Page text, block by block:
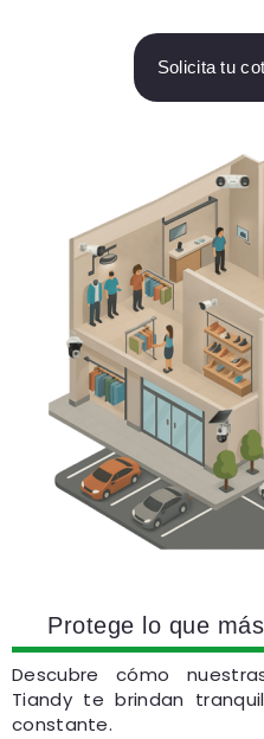
Solicita tu
Protege lo que
Descubre cómo
Tiandy te brindan
constante.